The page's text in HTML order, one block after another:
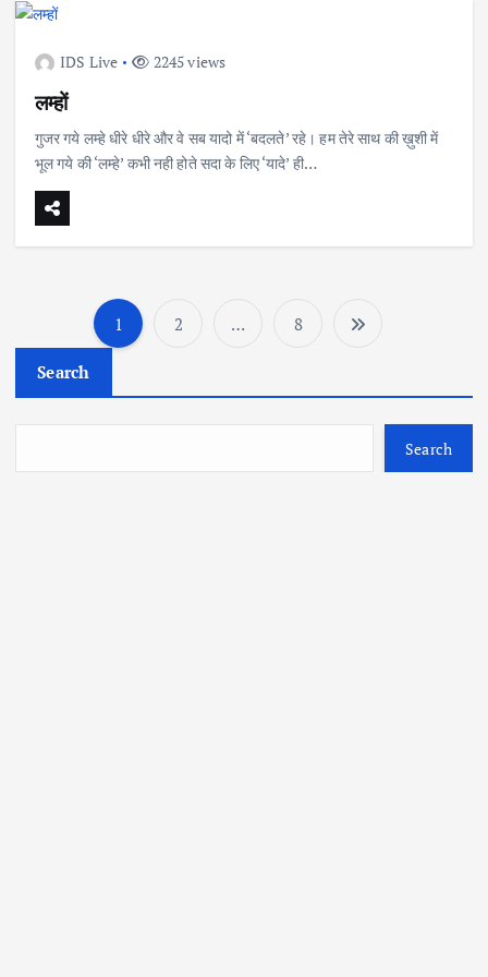
IDS Live 2245 views
लम्हों
गुजर गये लम्हे धीरे धीरे और वे सब यादो में ‘बदलते’ रहे। हम तेरे साथ की ख़ुशी में
भूल गये की ‘लम्हे’ कभी नही होते सदा के लिए ‘यादे’ ही…
P
o
1 2 … 8
Search
Search